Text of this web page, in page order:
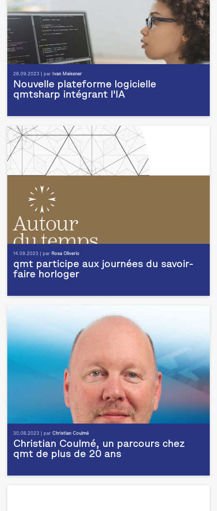
28.09.2023 | par Ivan Meissner
Nouvelle plateforme logicielle
qmtsharp intégrant l'IA
14.09.2023 | par Rosa Oliverio
qmt participe aux journées du savoir-
faire horloger
30.08.2023 | par Christian Coulmé
Christian Coulmé, un parcours chez
qmt de plus de 20 ans